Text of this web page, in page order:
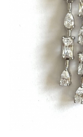
Cele mai noi
Cele mai vandute
Cele mai votate
0 Lei - 100 Lei
100 Lei - 200 Lei